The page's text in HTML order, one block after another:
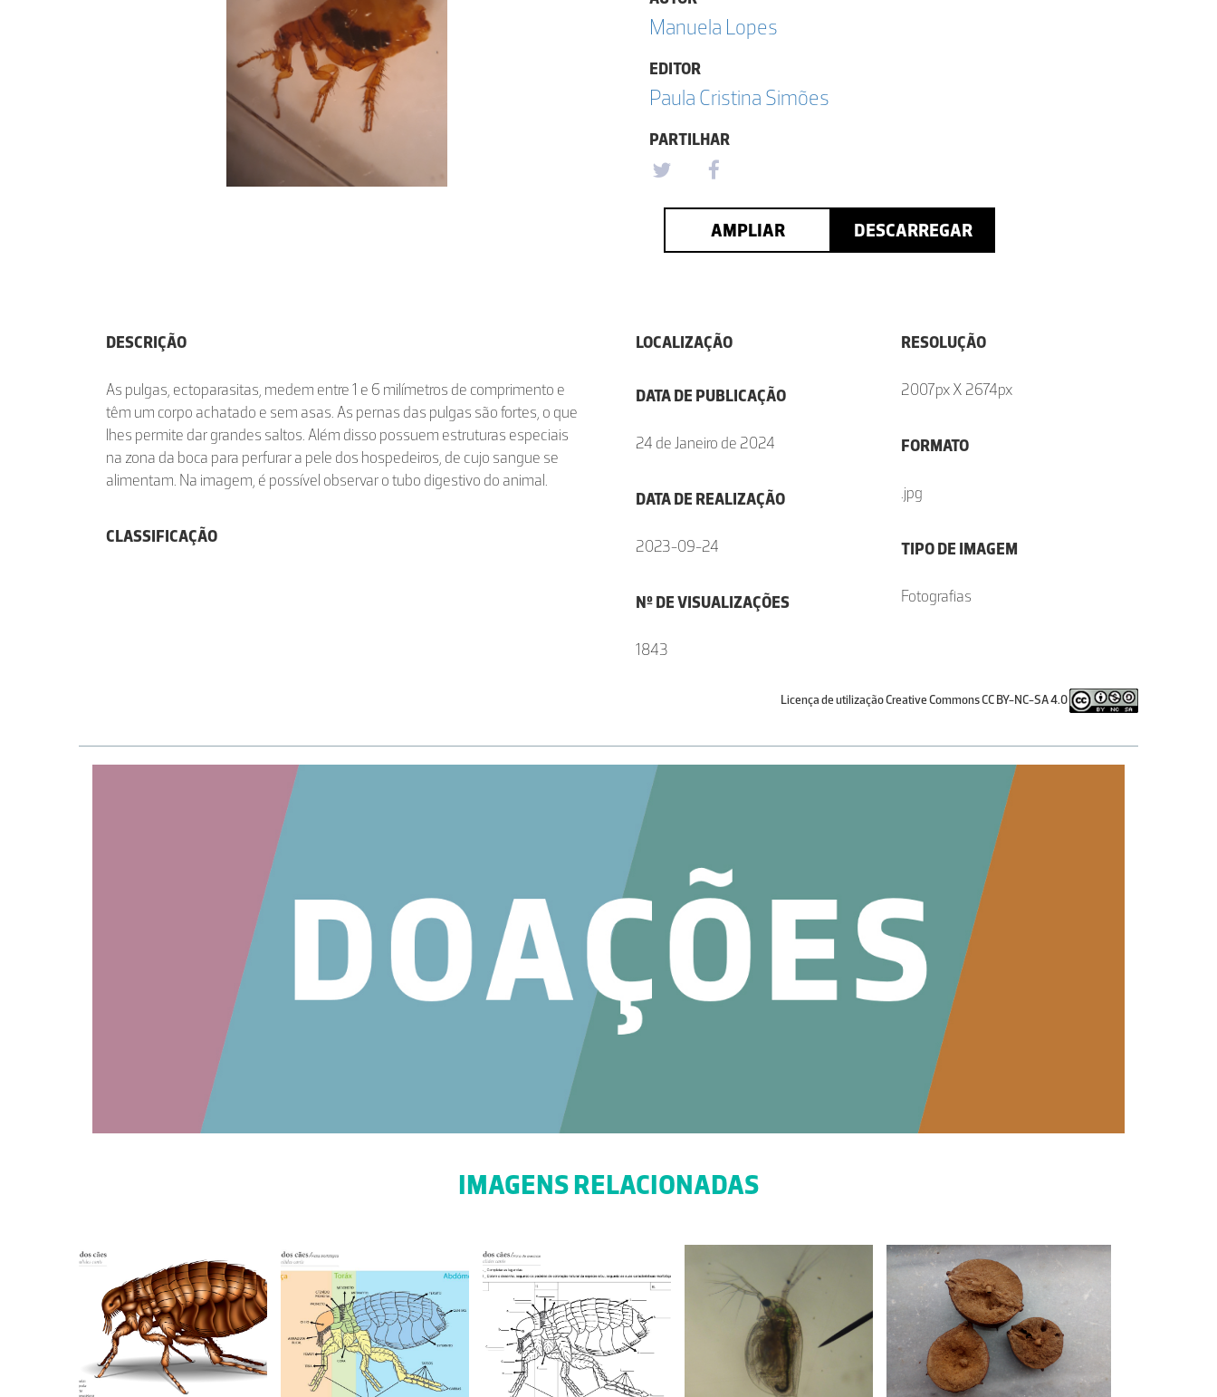
Manuela Lopes
EDITOR
Paula Cristina Simões
PARTILHAR
AMPLIAR DESCARREGAR
DESCRIÇÃO
As pulgas, ectoparasitas, medem entre 1 e 6 milímetros de comprimento e
têm um corpo achatado e sem asas. As pernas das pulgas são fortes, o que
lhes permite dar grandes saltos. Além disso possuem estruturas especiais
na zona da boca para perfurar a pele dos hospedeiros, de cujo sangue se
alimentam. Na imagem, é possível observar o tubo digestivo do animal.
CLASSIFICAÇÃO
LOCALIZAÇÃO
DATA DE PUBLICAÇÃO
24 de Janeiro de 2024
DATA DE REALIZAÇÃO
2023-09-24
Nº DE VISUALIZAÇÕES
1843
RESOLUÇÃO
2007px X 2674px
FORMATO
.jpg
TIPO DE IMAGEM
Fotografias
Licença de utilização Creative Commons CC BY-NC-SA 4.0
IMAGENS RELACIONADAS